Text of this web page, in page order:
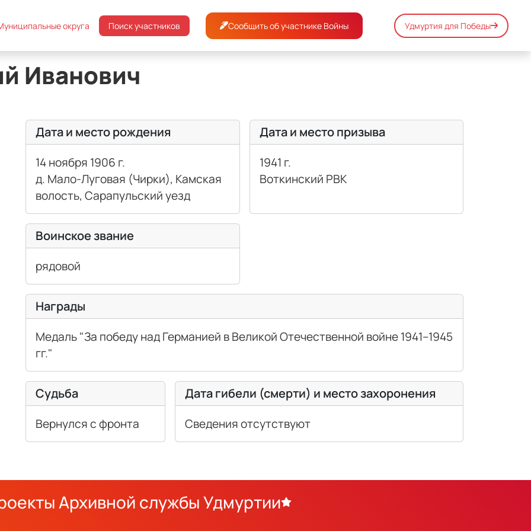
округа Поиск участников Сообщить об участнике Войны Удмуртия для Победы
район Безумов Григорий Иванович
Иванович
Дата и место рождения
14 ноября 1906 г.
д. Мало-Луговая (Чирки), Камская
волость, Сарапульский уезд
Дата и место призыва
1941 г.
Воткинский РВК
Воинское звание
рядовой
Награды
Медаль "За победу над Германией в Великой Отечественной войне 1941–1945
гг."
Судьба
Вернулся с фронта
Дата гибели (смерти) и место захоронения
Сведения отсутствуют
Архивной службы Удмуртии